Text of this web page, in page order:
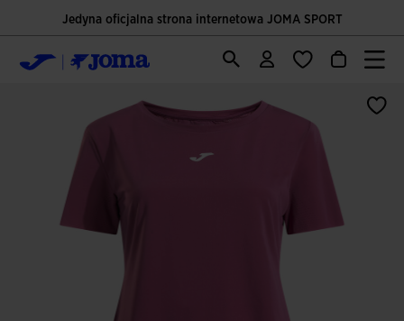
Jedyna oficjalna strona internetowa JOMA SPORT